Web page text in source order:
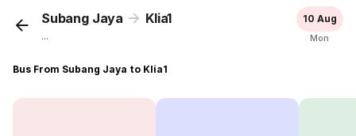
Subang Jaya Klia1
...
10 Aug
Mon
Bus From Subang Jaya to Klia1